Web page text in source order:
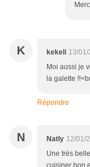
K kekeli 13/
Moi aussi je
la galette
Répondre
N Natly 12/01/
Une très
cuisiner bon